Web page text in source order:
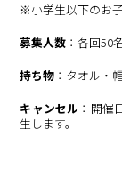
※小学生以下のお
募集人数 ：各回50
持ち物 ：タオル・
キャンセル ：開催
生します。